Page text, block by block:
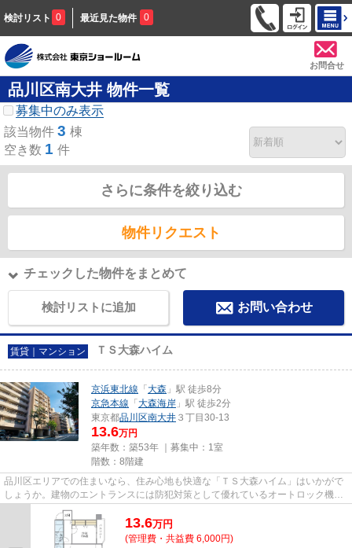
検討リスト 0 最近見た物件 0
お問合せ
品川区南大井 物件一覧
募集中のみ表示
該当物件 3 棟
空き数 1 件
さらに条件を絞り込む
物件リクエスト
チェックした物件をまとめて
検討リストに追加 お問い合わせ
賃貸｜マンション ＴＳ大森ハイム
京浜東北線 「 大森 」駅 徒歩8分
京急本線 「 大森海岸 」駅 徒歩2分
東京都品川区南大井 ３丁目30-13
13.6万円
築年数：築53年 ｜募集中： 1室
階数：8階建
品川区エリアでの住まいなら、住み心地も快適な「ＴＳ大森ハイム」はいかがで
しょうか。建物のエントランスには防犯対策として優れているオートロック機能
を備えております。独立洗面...
13.6万円
(管理費・共益費 6,000円)